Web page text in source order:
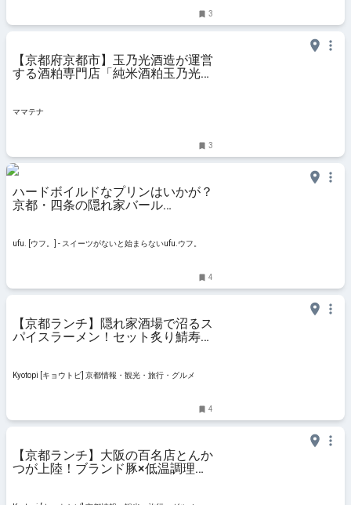
3
【京都府京都市】玉乃光酒造が運営
する酒粕専門店「純米酒粕玉乃光」
ママテナ
3
ハードボイルドなプリンはいかが？
京都・四条の隠れ家バール
ufu. [ウフ。]
ufu. [ウフ。] - スイーツがないと始まらないufu.ウフ。
4
【京都ランチ】隠れ家酒場で沼るス
パイスラーメン！セット炙り鯖寿司
Kyotopi [キョウトピ] 京都情報・観光・旅行・グルメ
4
【京都ランチ】大阪の百名店とんか
つが上陸！ブランド豚×低温調理